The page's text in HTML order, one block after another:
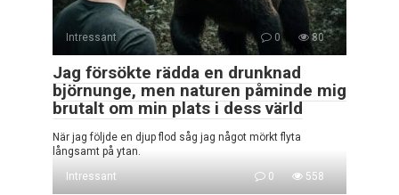
Intressant 0 80
Jag försökte rädda en drunknad
björnunge, men naturen påminde mig
brutalt om min plats i dess värld
När jag följde en djup flod såg jag något mörkt flyta
långsamt på ytan.
Intressant
0 558